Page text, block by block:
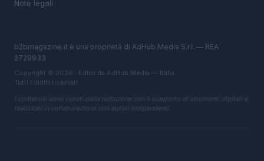
Note legali
b2bmagazine.it è una proprietà di AdHub Media S.r.l. — REA
2729933
Copyright © 2026 · Edito da AdHub Media — Italia
Tutti i diritti riservati
I contenuti sono curati dalla redazione con il supporto di strumenti digitali e
realizzati in collaborazione con autori indipendenti.